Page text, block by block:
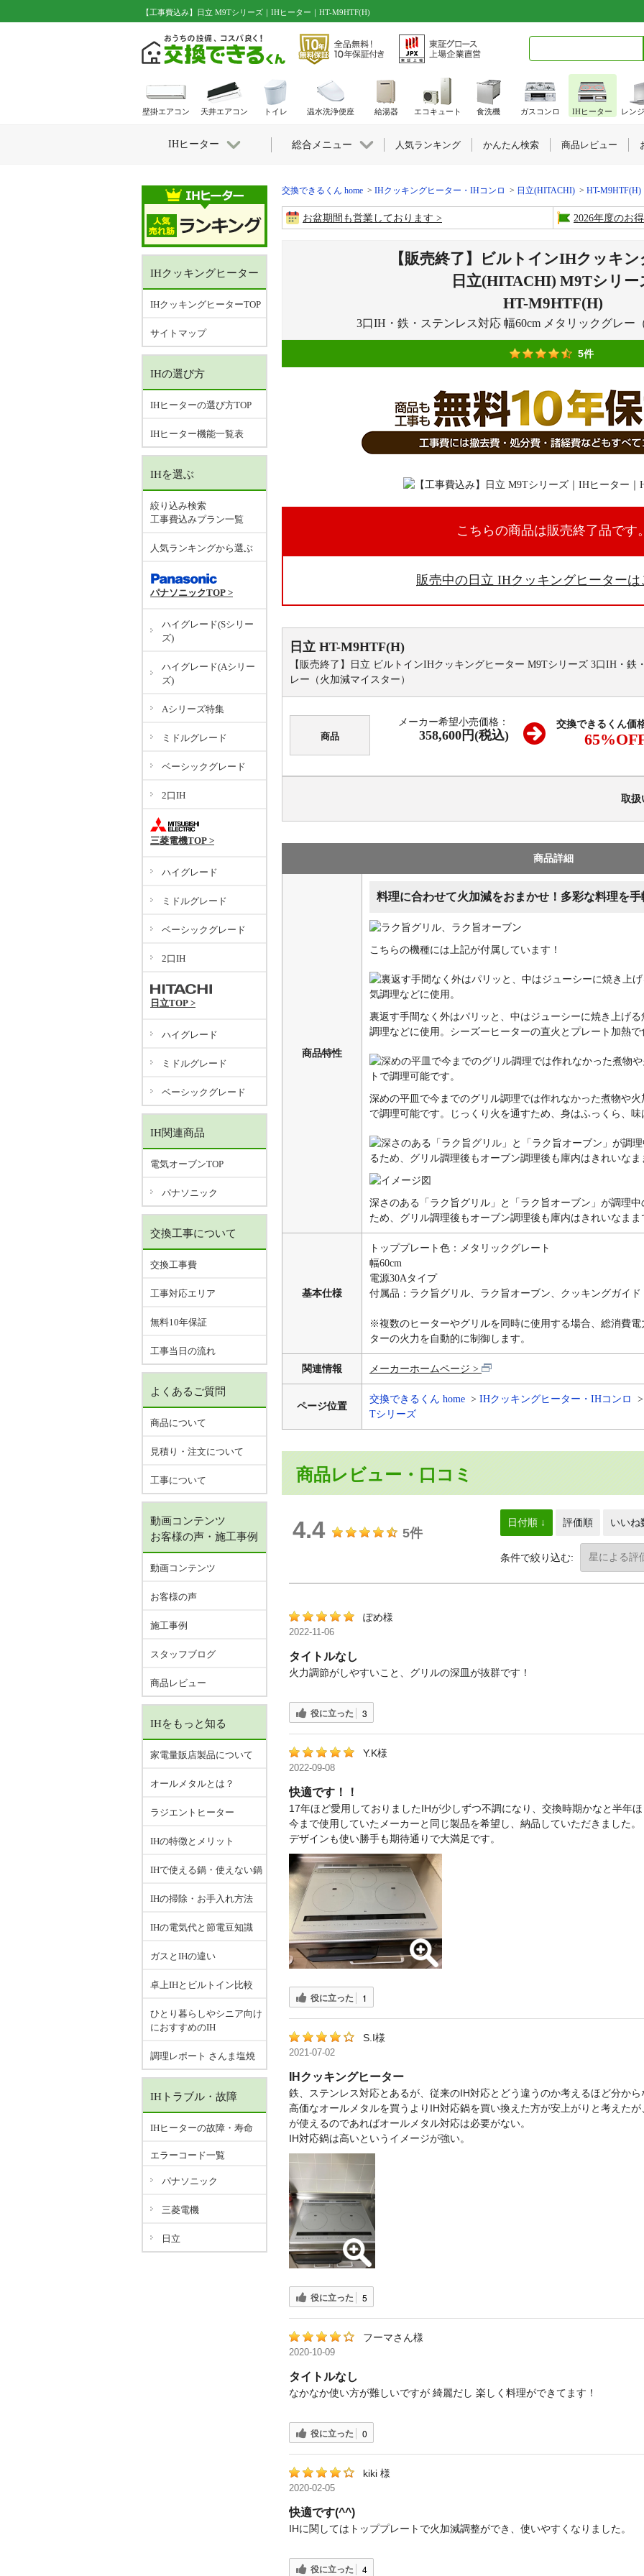
【工事費込み】日立 M9Tシリーズ｜IHヒーター｜HT-M9HTF(H)
交換できるくん home IHクッキングヒーター・IHコンロ 日立(HITACHI) HT-
お盆期間も営業しております 2026年度のお
【販売終了】ビルトインIHクッキ
日立(HITACHI) M9Tシリー
HT-M9HTF(H)
3口IH・鉄・ステンレス対応 幅60cm メタリックグレー
5件
こちらの商品は販売終了品です。
販売中の日立 IHクッキングヒーターは
日立 HT-M9HTF(H)
【販売終了】日立 ビルトインIHクッキングヒーター M9Tシリーズ 3口IH・鉄
レー（火加減マイスター）
商品
メーカー希望小売価格：
358,600円(税込)
交換できるくん価
65
取扱
商品詳細
商品特性
料理に合わせて火加減をおまかせ！多彩な料理を手
こちらの機種には上記が付属しています！
裏返す手間なく外はパリッと、中はジューシーに焼き上げ
調理などに使用。シーズーヒーターの直火とプレート加熱で
深めの平皿で今までのグリル調理では作れなかった煮物や
で調理可能です。じっくり火を通すため、身はふっくら、味
深さのある「ラク旨グリル」と「ラク旨オーブン」が調理
ため、グリル調理後もオーブン調理後も庫内はきれいなまま
基本仕様
トッププレート色：メタリックグレート
幅60cm
電源30Aタイプ
付属品：ラク旨グリル、ラク旨オーブン、クッキングガイド
※複数のヒーターやグリルを同時に使用する場合、総消費
ターの火力を自動的に制御します。
関連情報 メーカーホームページ
ページ位置
交換できるくん home IHクッキングヒーター・IHコンロ
Tシリーズ
商品レビュー・口コミ
4.4 5件
日付順 ↓ 評価順 いいね
条件で絞り込む:
ぽめ様
2022-11-06
タイトルなし
火力調節がしやすいこと、グリルの深皿が抜群です！
役に立った 3
Y.K様
2022-09-08
快適です！！
17年ほど愛用しておりましたIHが少しずつ不調になり、交換時期かなと半年ほ
今まで使用していたメーカーと同じ製品を希望し、納品していただきました。
デザインも使い勝手も期待通りで大満足です。
役に立った 1
S.I様
2021-07-02
IHクッキングヒーター
鉄、ステンレス対応とあるが、従来のIH対応とどう違うのか考えるほど分から
高価なオールメタルを買うよりIH対応鍋を買い換えた方が安上がりと考えた
が使えるのであればオールメタル対応は必要がない。
IH対応鍋は高いというイメージが強い。
役に立った 5
フーマさん様
2020-10-09
タイトルなし
なかなか使い方が難しいですが 綺麗だし 楽しく料理ができてます！
役に立った 0
kiki 様
2020-02-05
快適です(^^)
IHに関してはトッププレートで火加減調整ができ、使いやすくなりました。
役に立った 4
IHクッキングヒーター
IHクッキングヒーターTOP
サイトマップ
IHの選び方
IHヒーターの選び方TOP
IHヒーター機能一覧表
IHを選ぶ
絞り込み検索
工事費込みプラン一覧
人気ランキングから選ぶ
パナソニックTOP >
ハイグレード(Sシリー
ズ)
ハイグレード(Aシリー
ズ)
Aシリーズ特集
ミドルグレード
ベーシックグレード
2口IH
三菱電機TOP >
ハイグレード
ミドルグレード
ベーシックグレード
2口IH
日立TOP >
ハイグレード
ミドルグレード
ベーシックグレード
IH関連商品
電気オーブンTOP
パナソニック
交換工事について
交換工事費
工事対応エリア
無料10年保証
工事当日の流れ
よくあるご質問
商品について
見積り・注文について
工事について
動画コンテンツ
お客様の声・施工事例
動画コンテンツ
お客様の声
施工事例
スタッフブログ
商品レビュー
IHをもっと知る
家電量販店製品について
オールメタルとは？
ラジエントヒーター
IHの特徴とメリット
IHで使える鍋・使えない鍋
IHの掃除・お手入れ方法
IHの電気代と節電豆知識
ガスとIHの違い
卓上IHとビルトイン比較
ひとり暮らしやシニア向け
におすすめのIH
調理レポート さんま塩焼
IHトラブル・故障
IHヒーターの故障・寿命
エラーコード一覧
パナソニック
三菱電機
日立
壁掛エアコン 天井エアコン トイレ 温水洗浄便座 給湯器 エコキュート 食洗機 ガスコンロ IHヒーター レン
IHヒーター 総合メニュー 人気ランキング かんたん検索 商品レビュー